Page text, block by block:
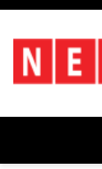
Skip
content